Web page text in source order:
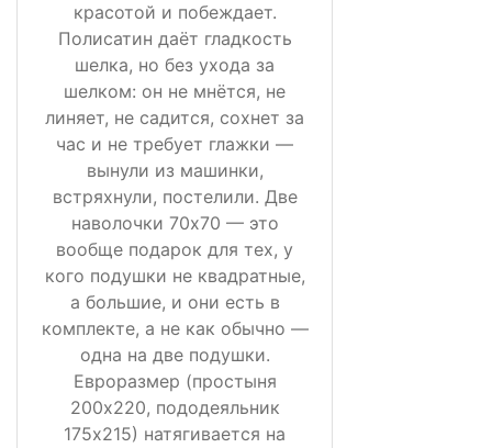
красотой и побеждает.
Полисатин даёт гладкость
шелка, но без ухода за
шелком: он не мнётся, не
линяет, не садится, сохнет за
час и не требует глажки —
вынули из машинки,
встряхнули, постелили. Две
наволочки 70х70 — это
вообще подарок для тех, у
кого подушки не квадратные,
а большие, и они есть в
комплекте, а не как обычно —
одна на две подушки.
Евроразмер (простыня
200х220, пододеяльник
175х215) натягивается на